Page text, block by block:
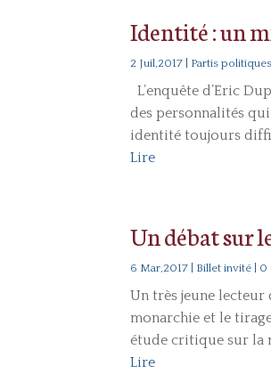
Identité : un
2 Juil,2017 Partis
L’enquête d’Eric
des personnalités
identité toujours
Lire
Un débat sur
6 Mar,2017 Billet invité |
Un très jeune lecteur
monarchie et le
étude critique sur la
Lire